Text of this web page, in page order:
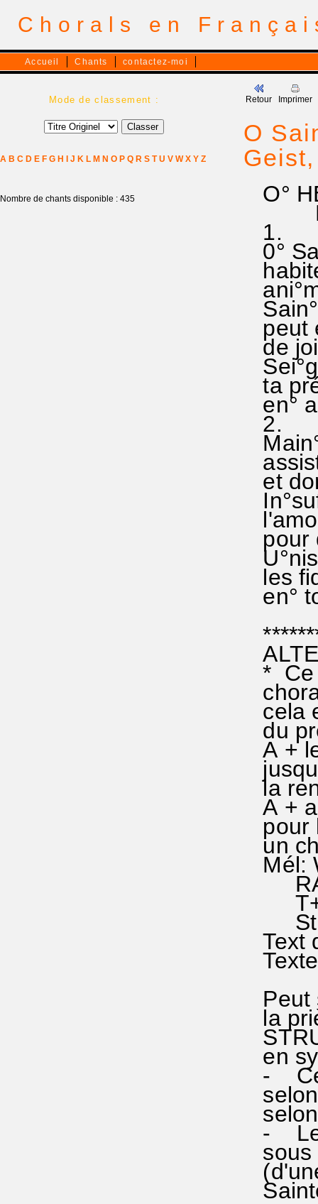
Chorals en
Accueil Chants contactez-moi
Mode de classement :
A B C D E F G H J K L M N O P Q R S T U V W X Y Z
Nombre de chants disponible : 435
Retour Imprimer
O
O°
RA
1.
0°
peut
de
ta
en°
2.
et
pour
les
en°
* Ce
cela
du
A +
la
A +
pour
un
Mél:
RA
Text
Peut
la
en
- Ce
- Les
sous